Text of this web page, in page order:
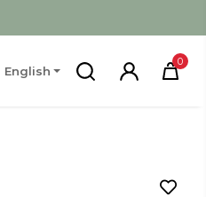
English
0